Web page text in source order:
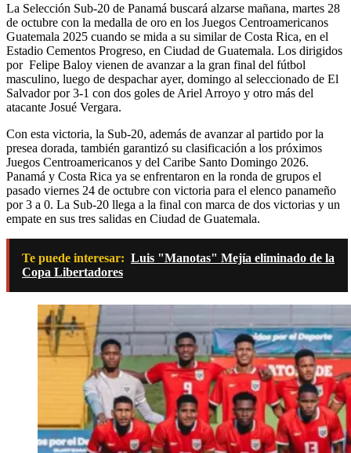
La Selección Sub-20 de Panamá buscará alzarse mañana, martes 28
de octubre con la medalla de oro en los Juegos Centroamericanos
Guatemala 2025 cuando se mida a su similar de Costa Rica, en el
Estadio Cementos Progreso, en Ciudad de Guatemala. Los dirigidos
por Felipe Baloy vienen de avanzar a la gran final del fútbol
masculino, luego de despachar ayer, domingo al seleccionado de El
Salvador por 3-1 con dos goles de Ariel Arroyo y otro más del
atacante Josué Vergara.
Con esta victoria, la Sub-20, además de avanzar al partido por la
presea dorada, también garantizó su clasificación a los próximos
Juegos Centroamericanos y del Caribe Santo Domingo 2026.
Panamá y Costa Rica ya se enfrentaron en la ronda de grupos el
pasado viernes 24 de octubre con victoria para el elenco panameño
por 3 a 0. La Sub-20 llega a la final con marca de dos victorias y un
empate en sus tres salidas en Ciudad de Guatemala.
Te puede interesar: Luis "Manotas" Mejía eliminado de la
Copa Libertadores